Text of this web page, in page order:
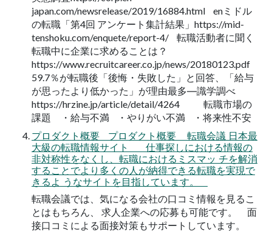
japan.com/newsrelease/2019/16884.html enミドル
の転職「第4回 アンケート集計結果」https://mid-
tenshoku.com/enquete/report-4/ 転職活動者に聞く
転職中に企業に求めることは？
https://www.recruitcareer.co.jp/news/20180123.pdf
59.7％が転職後「後悔・失敗した」と回答、「給与
が思ったより低かった」が理由最多―識学調べ
https://hrzine.jp/article/detail/4264 転職市場の
課題 ・給与不満 ・やりがい不満 ・将来性不安
プロダクト概要 プロダクト概要 転職会議 日本最
大級の転職情報サイト 仕事探しにおける情報の
非対称性をなくし、転職におけるミスマッ チを解消
することでより多くの人が納得できる転職を実現で
きるよ うなサイトを目指しています。
転職会議では、気になる会社の口コミ情報を見るこ
とはもちろん、 求人企業への応募も可能です。 面
接口コミによる面接対策もサポートしています。